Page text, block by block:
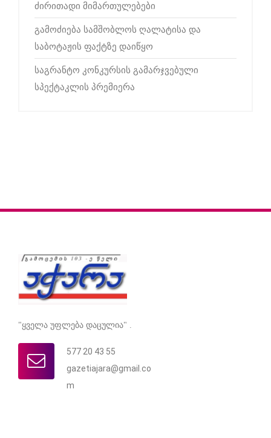
ძირითადი მიმართულებები
გამოძიება სამშობლოს ღალატისა და
საბოტაჟის ფაქტზე დაიწყო
საგრანტო კონკურსის გამარჯვებული
სპექტაკლის პრემიერა
"ყველა უფლება დაცულია" .
577 20 43 55
gazetiajara@gmail.co
m